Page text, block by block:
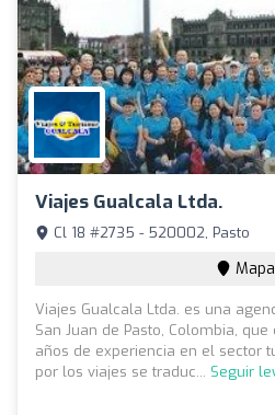
Viajes Gualcala Ltda.
Cl 18 #2735 - 520002, Pasto
Mapa
Viajes Gualcala Ltda. es una
San Juan de Pasto, Colombia,
años de experiencia en el sector
por los viajes se traduc... Seguir